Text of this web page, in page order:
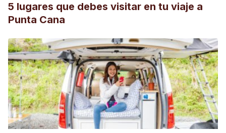
5 lugares que debes visitar en tu viaje a
Punta Cana